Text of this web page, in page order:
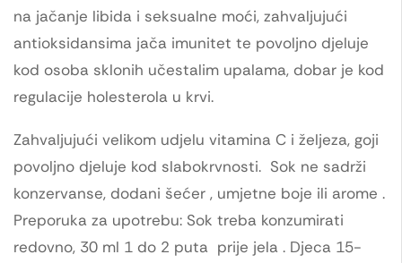
na jačanje libida i seksualne moći, zahvaljujući
antioksidansima jača imunitet te povoljno djeluje
kod osoba sklonih učestalim upalama, dobar je kod
regulacije holesterola u krvi.
Zahvaljujući velikom udjelu vitamina C i željeza, goji
povoljno djeluje kod slabokrvnosti. Sok ne sadrži
konzervanse, dodani šećer , umjetne boje ili arome .
Preporuka za upotrebu: Sok treba konzumirati
redovno, 30 ml 1 do 2 puta prije jela . Djeca 15-